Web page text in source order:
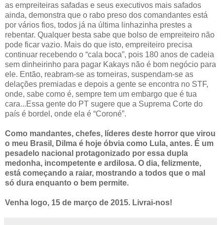
as empreiteiras safadas e seus executivos mais safados
ainda, demonstra que o rabo preso dos comandantes está
por vários fios, todos já na última linhazinha prestes a
rebentar. Qualquer besta sabe que bolso de empreiteiro não
pode ficar vazio. Mais do que isto, empreiteiro precisa
continuar recebendo o “cala boca”, pois 180 anos de cadeia
sem dinheirinho para pagar Kakays não é bom negócio para
ele. Então, reabram-se as torneiras, suspendam-se as
delações premiadas e depois a gente se encontra no STF,
onde, sabe como é, sempre tem um embargo que é tua
cara...Essa gente do PT sugere que a Suprema Corte do
país é bordel, onde ela é “Coroné”.
Como mandantes, chefes, líderes deste horror que virou
o meu Brasil, Dilma é hoje óbvia como Lula, antes. É um
pesadelo nacional protagonizado por essa dupla
medonha, incompetente e ardilosa. O dia, felizmente,
está começando a raiar, mostrando a todos que o mal
só dura enquanto o bem permite.
Venha logo, 15 de março de 2015. Livrai-nos!